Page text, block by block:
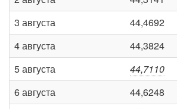
3 августа
44,4692
4 августа
44,3824
5 августа
44,7110
6 августа
44,6248